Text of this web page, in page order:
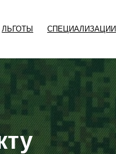
СПЕЦИАЛИЗАЦИИ
ЛЬГОТЫ